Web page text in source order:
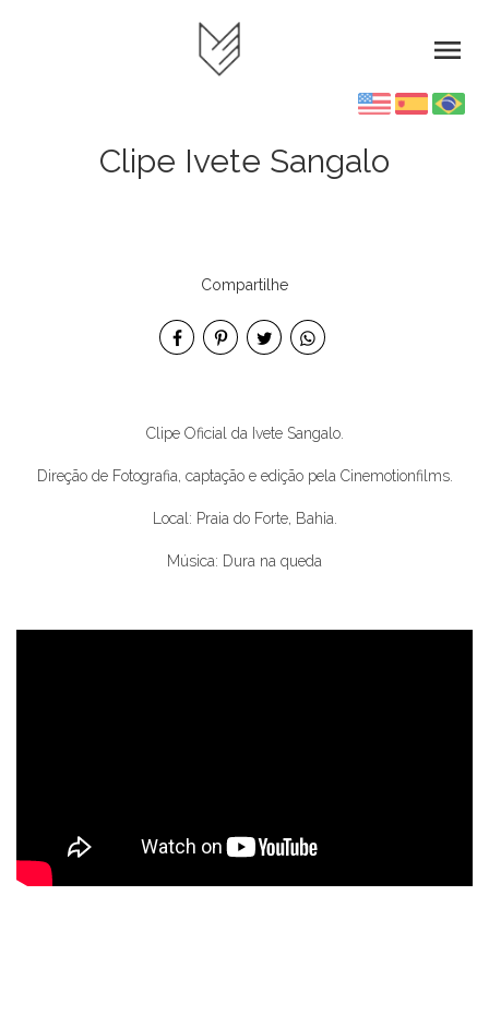
menu
Clipe Ivete Sangalo
Compartilhe
Clipe Oficial da Ivete Sangalo.
Direção de Fotografia, captação e edição pela Cinemotionfilms.
Local: Praia do Forte, Bahia.
Música: Dura na queda